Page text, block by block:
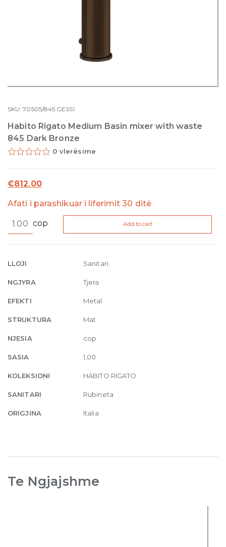
SKU:70505/845 GESSI
Habito Rigato Medium Basin mixer with waste
845 Dark Bronze
0 vlerësime
€812.00
Afati i parashikuar i liferimit 30 ditë
Rigato
mixer
waste
845
Bronze
quantity
cop Add to cart
LLOJI Sanitari
NGJYRA Tjera
EFEKTI Metal
STRUKTURA Mat
NJESIA cop
SASIA 1,00
KOLEKSIONI HABITO RIGATO
SANITARI Rubineta
ORIGJINA Italia
Te Ngjajshme